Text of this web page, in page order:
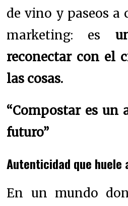
de vino y paseos a
marketing: es
reconectar con el
las cosas.
“Compostar es un
futuro”
Autenticidad que huele
En un mundo